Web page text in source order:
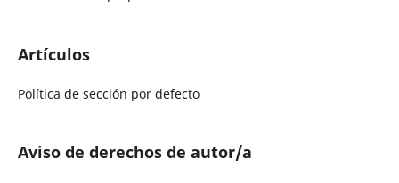
Artículos
Política de sección por defecto
Aviso de derechos de autor/a